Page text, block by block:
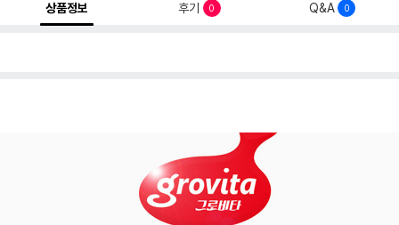
상품정보 후기 0 Q&A 0